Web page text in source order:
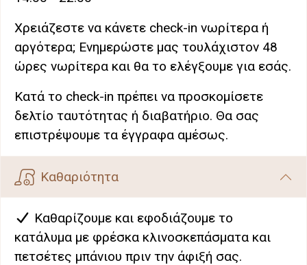
Χρειάζεστε να κάνετε check-in νωρίτερα ή
αργότερα; Ενημερώστε μας τουλάχιστον 48
ώρες νωρίτερα και θα το ελέγξουμε για εσάς.
Κατά το check-in πρέπει να προσκομίσετε
δελτίο ταυτότητας ή διαβατήριο. Θα σας
επιστρέψουμε τα έγγραφα αμέσως.
Καθαριότητα
Καθαρίζουμε και εφοδιάζουμε το
κατάλυμα με φρέσκα κλινοσκεπάσματα και
πετσέτες μπάνιου πριν την άφιξή σας.